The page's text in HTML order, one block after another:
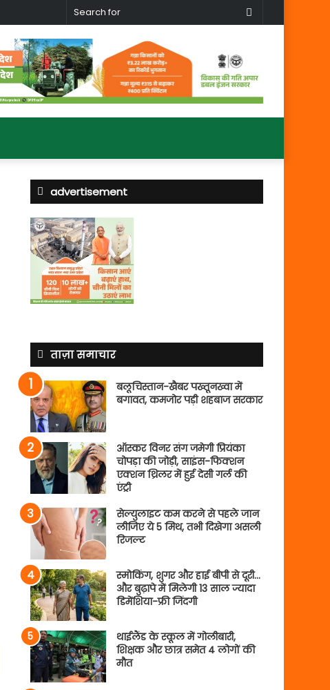
Search
advertisement
ताज़ा समाचार
बलूचिस्तान-खैबर पख्तूनख्वा में
बगावत, कमजोर पड़ी शहबाज सरकार
ऑस्कर विनर संग जमेगी प्रियंका
चोपड़ा की जोड़ी, साइंस-फिक्शन
एक्शन थ्रिलर में हुई देसी गर्ल की
एंट्री
सेल्युलाइट कम करने से पहले जान
लीजिए ये 5 मिथ, तभी दिखेगा असली
रिजल्ट
स्मोकिंग, शुगर और हाई बीपी से दूरी…
और बुढ़ापे में मिलेगी 13 साल ज्यादा
डिमेंशिया-फ्री जिंदगी
थाईलैंड के स्कूल में गोलीबारी,
शिक्षक और छात्र समेत 4 लोगों की
मौत